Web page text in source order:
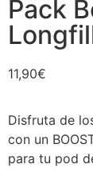
Pack
11,90€
Disfruta de
con un
para tu pod